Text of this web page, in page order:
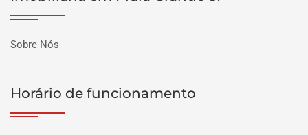
Sobre Nós
Horário de funcionamento